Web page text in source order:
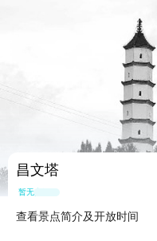
昌文塔
暂无点评
查看景点简介及开放时间